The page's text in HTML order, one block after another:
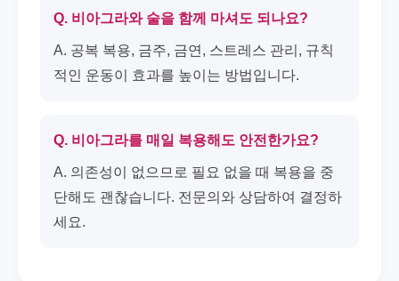
Q. 비아그라와 술을 함께 마셔도 되나요?
A. 공복 복용, 금주, 금연, 스트레스 관리, 규칙
적인 운동이 효과를 높이는 방법입니다.
Q. 비아그라를 매일 복용해도 안전한가요?
A. 의존성이 없으므로 필요 없을 때 복용을 중
단해도 괜찮습니다. 전문의와 상담하여 결정하
세요.